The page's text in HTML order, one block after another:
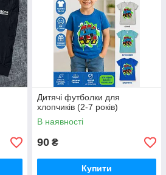
Дитячі футболки для
хлопчиків (2-7 років)
В наявності
90 ₴
Купити